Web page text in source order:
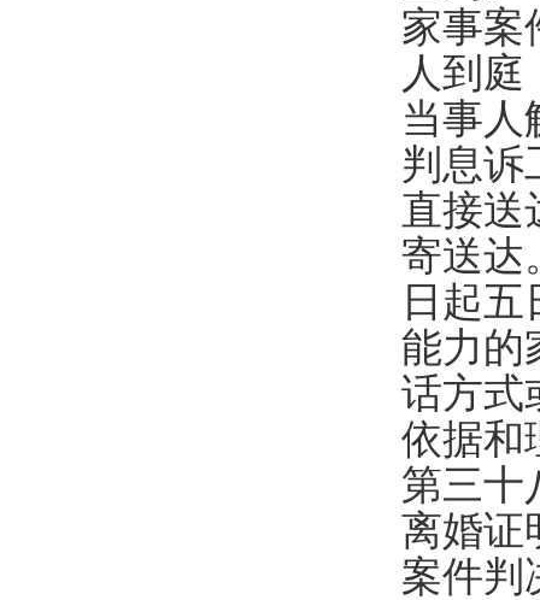
家事案
人到
当事人
判息诉
直接送
寄送达
日起
能力的
话方式
依据和
第三
离婚证
案件判